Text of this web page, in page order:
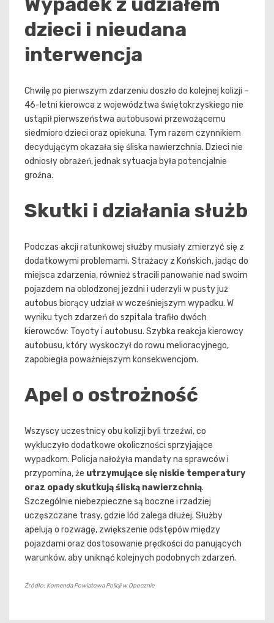
dzieci i nieudana
interwencja
Chwilę po pierwszym zdarzeniu doszło do kolejnej kolizji –
46-letni kierowca z województwa świętokrzyskiego nie
ustąpił pierwszeństwa autobusowi przewożącemu
siedmioro dzieci oraz opiekuna. Tym razem czynnikiem
decydującym okazała się śliska nawierzchnia. Dzieci nie
odniosły obrażeń, jednak sytuacja była potencjalnie
groźna.
Skutki i działania służb
Podczas akcji ratunkowej służby musiały zmierzyć się z
dodatkowymi problemami. Strażacy z Końskich, jadąc do
miejsca zdarzenia, również stracili panowanie nad swoim
pojazdem na oblodzonej jezdni i uderzyli w pusty już
autobus biorący udział w wcześniejszym wypadku. W
wyniku tych zdarzeń do szpitala trafiło dwóch
kierowców: Toyoty i autobusu. Szybka reakcja kierowcy
autobusu, który wyskoczył do rowu melioracyjnego,
zapobiegła poważniejszym konsekwencjom.
Apel o ostrożność
Wszyscy uczestnicy obu kolizji byli trzeźwi, co
wykluczyło dodatkowe okoliczności sprzyjające
wypadkom. Policja nałożyła mandaty na sprawców i
przypomina, że utrzymujące się niskie temperatury
oraz opady skutkują śliską nawierzchnią.
Szczególnie niebezpieczne są boczne i rzadziej
uczęszczane trasy, gdzie lód zalega dłużej. Służby
apelują o rozwagę, zwiększenie odstępów między
pojazdami oraz dostosowanie prędkości do panujących
warunków, aby uniknąć kolejnych podobnych zdarzeń.
Źródło: Komenda Powiatowa Policji w Opocznie